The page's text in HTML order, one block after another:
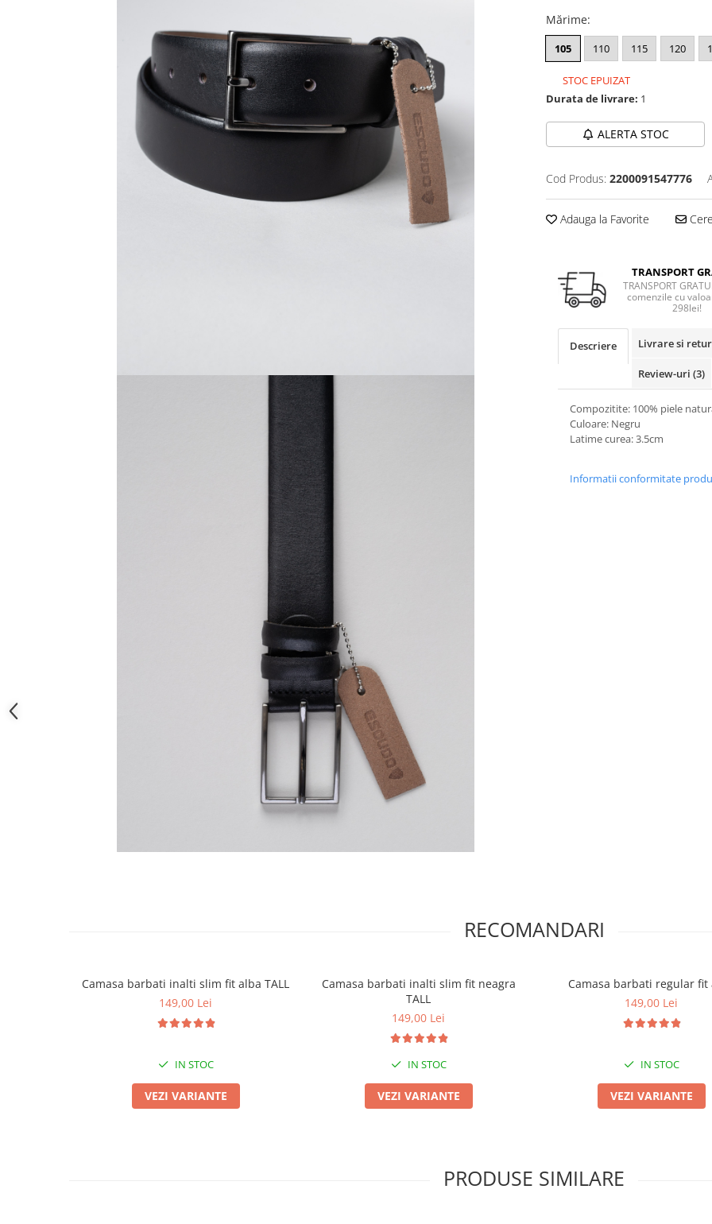
Mărime:
105 110 115 120
STOC EPUIZAT
Durata de livrare: 1
ALERTA STOC
Cod Produs: 2200091547776
Adauga la Favorite
TRANSPORT
TRANSPORT
comenzile cu
298lei!
Descriere Livrare si retur
Review-uri (3)
Compozitite: 100% piele
Culoare: Negru
Latime curea: 3.5cm
Informatii conformitate
RECOMANDARI
Camasa barbati inalti slim fit alba TALL
149,00 Lei
IN STOC
VEZI VARIANTE
Camasa barbati inalti slim fit neagra
TALL
149,00 Lei
IN STOC
VEZI VARIANTE
Camasa barbati regular fit
149,00 Lei
IN STOC
VEZI VARIANTE
PRODUSE SIMILARE